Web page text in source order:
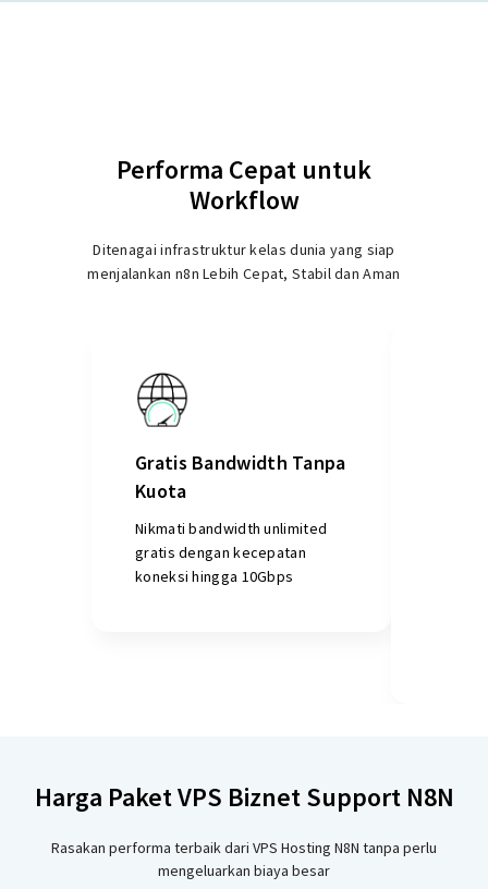
Performa Cepat untuk
Workflow
Ditenagai infrastruktur kelas dunia yang siap
menjalankan n8n Lebih Cepat, Stabil dan Aman
Gratis Bandwidth Tanpa
Kuota
Nikmati bandwidth unlimited
gratis dengan kecepatan
koneksi hingga 10Gbps
Harga Paket VPS Biznet Support N8N
Rasakan performa terbaik dari VPS Hosting N8N tanpa perlu
mengeluarkan biaya besar